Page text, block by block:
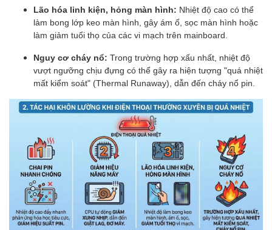
Lão hóa linh kiện, hỏng màn hình: Nhiệt độ cao có thể
làm bong lớp keo màn hình, gây ám ố, sọc màn hình hoặc
làm giảm tuổi thọ của các vi mạch trên mainboard.
Nguy cơ cháy nổ: Trong trường hợp xấu nhất, nhiệt độ
vượt ngưỡng chịu đựng có thể gây ra hiện tượng "quá nhiệt
mất kiểm soát" (Thermal Runaway), dẫn đến cháy nổ pin.